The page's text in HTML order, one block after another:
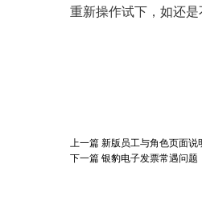
重新操作试下，如还
上一篇新版员工与角色页面说
下一篇银豹电子发票常遇问题